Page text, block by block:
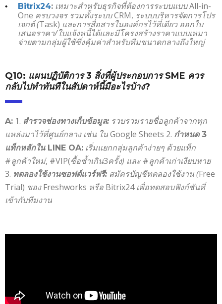
Bitrix24: เหมาะสำหรับธุรกิจที่ต้องการระบบแบบAll-in-
One ครบวงจร รวมทั้งระบบCRM, ระบบบริหารจัดการโปร
เจกต์ (Task) และการสื่อสารในองค์กรไว้ที่เดียว ออกใบ
เสนอราคา/ใบแจ้งหนี้ได้และมีโครงสร้างราคาแบบเหมา
จ่ายตามกลุ่มผู้ใช้ซึ่งคุ้มค่าสำหรับทีมขนาดกลางถึงใหญ่
Q10: แผนปฏิบัติการ3 สิ่งที่ผู้ประกอบการSME ควร
กลับไปทำทันทีในสัปดาห์นี้มีอะไรบ้าง?
A: 1. สำรวจช่องทางเก็บข้อมูล: รวบรวมรายชื่อลูกค้าจากทุก
แหล่งมาไว้ที่ศูนย์กลาง เช่น ในGoogle Sheets 2. กำหนด3
แท็กหลักใน LINE OA: เริ่มแยกกลุ่มลูกค้าง่ายๆ ด้วยแท็ก
#ลูกค้าใหม่, #VIP(ซื้อซ้ำเกิน3ครั้ง) และ #ลูกค้าเก่าเงียบหาย
3. ทดลองใช้งานซอฟต์แวร์ฟรี: สมัครบัญชีทดลองใช้งาน (Free
Trial) ของFreshworks หรือ Bitrix24เพื่อทดสอบฟังก์ชันที่
เข้ากับทีมงาน